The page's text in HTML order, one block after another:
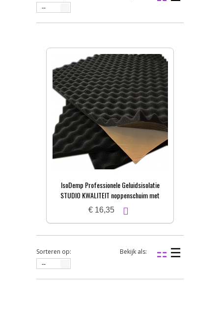
--
IsoDemp Professionele Geluidsisolatie
STUDIO KWALITEIT noppenschuim met
zelfkl. laag | 3x50x100cm
€ 16,35
Sorteren op:
--
Bekijk als: